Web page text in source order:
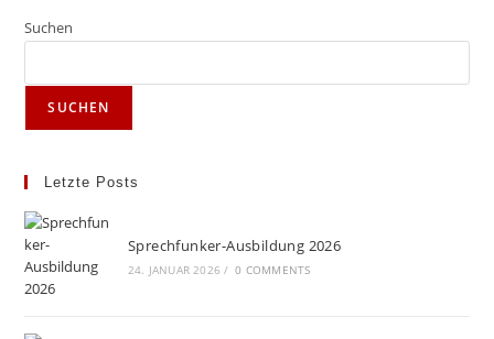
IN
Suchen
SUCHEN
Letzte Posts
Sprechfunker-Ausbildung 2026
24. JANUAR 2026 / 0 COMMENTS